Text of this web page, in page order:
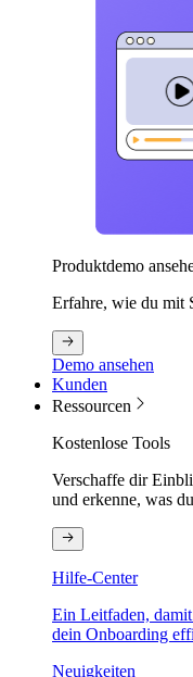
Produktdemo
Erfahre, wie du mit
Demo ansehen
Kunden
Ressourcen
Kostenlose Tools
Verschaffe dir
und erkenne, was
Hilfe-Center
Ein Leitfaden,
dein Onboarding
Neuigkeiten